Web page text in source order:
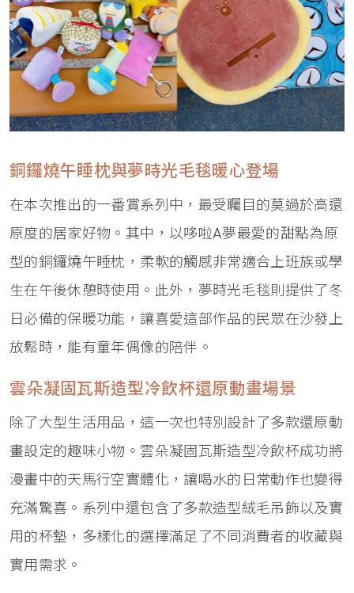
銅鑼燒午睡枕與夢時光毛毯暖心登場
在本次推出的一番賞系列中，最受矚目的莫過於高還
原度的居家好物。其中，以哆啦A夢最愛的甜點為原
型的銅鑼燒午睡枕，柔軟的觸感非常適合上班族或學
生在午後休憩時使用。此外，夢時光毛毯則提供了冬
日必備的保暖功能，讓喜愛這部作品的民眾在沙發上
放鬆時，能有童年偶像的陪伴。
雲朵凝固瓦斯造型冷飲杯還原動畫場景
除了大型生活用品，這一次也特別設計了多款還原動
畫設定的趣味小物。雲朵凝固瓦斯造型冷飲杯成功將
漫畫中的天馬行空實體化，讓喝水的日常動作也變得
充滿驚喜。系列中還包含了多款造型絨毛吊飾以及實
用的杯墊，多樣化的選擇滿足了不同消費者的收藏與
實用需求。